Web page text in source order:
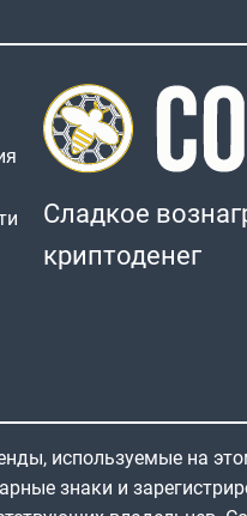
Сладкое
криптоденег
используемые на
знаки и